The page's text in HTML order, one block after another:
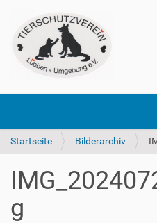
Startseite Bilderarchiv
g